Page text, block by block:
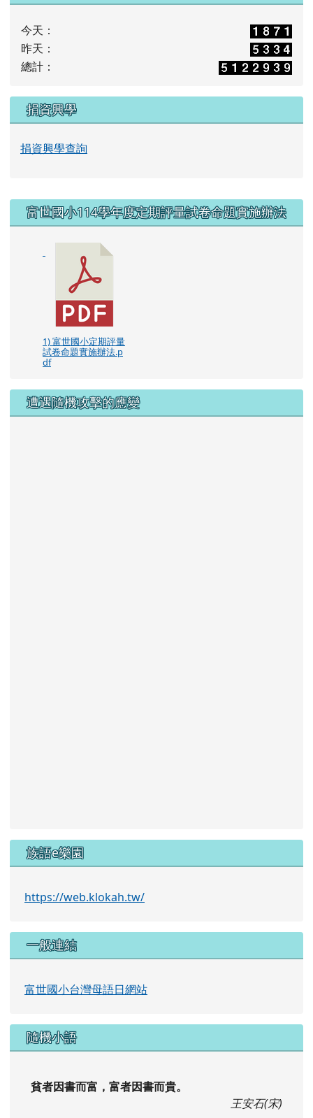
今天：
昨天：
總計：
捐資興學
捐資興學查詢
右邊區域內容
富世國小114學年度定期評量試卷命題實施辦法
1) 富世國小定期評量
試卷命題實施辦法.p
df
遭遇隨機攻擊的應變
族語e樂園
https://web.klokah.tw/
一般連結
富世國小台灣母語日網站
隨機小語
貧者因書而富，富者因書而貴。
王安石(宋)